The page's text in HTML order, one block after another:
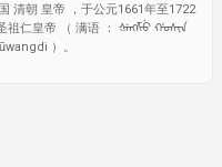
清朝 皇帝 ，于公元1661年至1722
祖仁皇帝 （ 满语 ： ᡧᡝᠩᡯᡠ ᡤᠣᠰᡳᠨ
）。